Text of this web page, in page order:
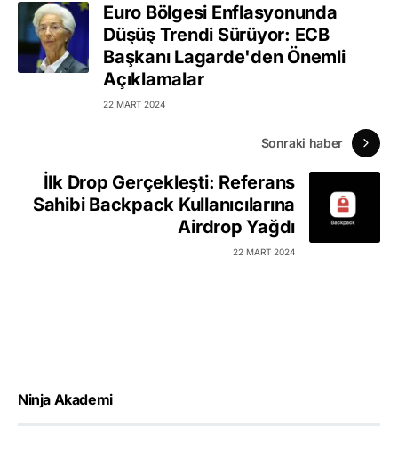
Euro Bölgesi Enflasyonunda
Düşüş Trendi Sürüyor: ECB
Başkanı Lagarde'den Önemli
Açıklamalar
22 MART 2024
Sonraki haber
İlk Drop Gerçekleşti: Referans
Sahibi Backpack Kullanıcılarına
Airdrop Yağdı
22 MART 2024
Ninja Akademi